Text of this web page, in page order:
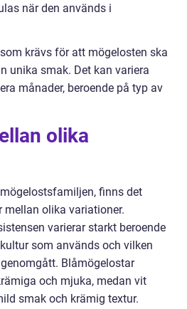
när den används i
krävs för att mögelosten ska
unika smak. Det kan variera
månader, beroende på typ av
olika
finns det
olika variationer.
varierar starkt beroende
som används och vilken
Blåmögelostar
och mjuka, medan vit
smak och krämig textur.